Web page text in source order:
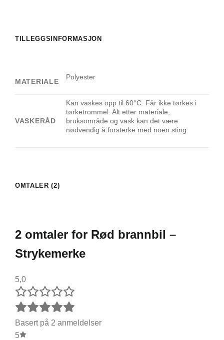
TILLEGGSINFORMASJON
MATERIALE
Polyester
VASKERÅD
Kan vaskes opp til 60°C. Får ikke tørkes i
tørketrommel. Alt etter materiale,
bruksområde og vask kan det være
nødvendig å forsterke med noen sting.
OMTALER (2)
2 omtaler for Rød brannbil –
Strykemerke
5,0
Basert på 2 anmeldelser
5